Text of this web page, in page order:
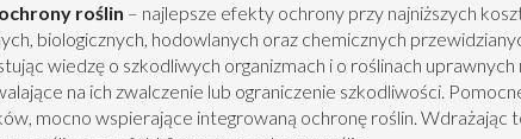
roślin – najlepsze efekty ochrony przy najniższych
biologicznych, hodowlanych oraz chemicznych
wiedzę o szkodliwych organizmach i o roślinach
na ich zwalczenie lub ograniczenie szkodliwości.
mocno wspierające integrowaną ochronę roślin. Wdrażając